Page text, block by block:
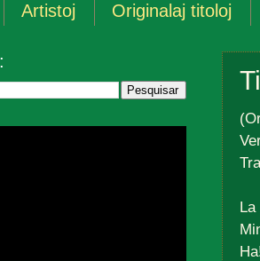
Artistoj Originalaj titoloj
La